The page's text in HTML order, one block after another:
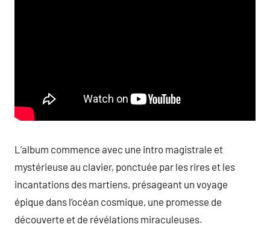
L’album commence avec une intro magistrale et
mystérieuse au clavier, ponctuée par les rires et les
incantations des martiens, présageant un voyage
épique dans l’océan cosmique, une promesse de
découverte et de révélations miraculeuses.